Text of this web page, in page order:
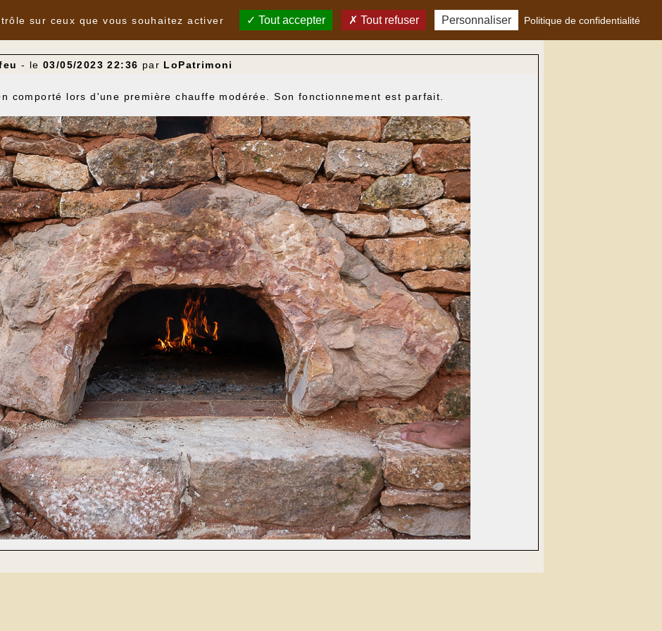
- le 03/05/2023 22:36 par LoPatrimoni
comporté lors d'une première chauffe modérée. Son fonctionnement est parfait.
sur ceux que vous souhaitez activer
Tout accepter Tout refuser Personnaliser Politique de confidentialité